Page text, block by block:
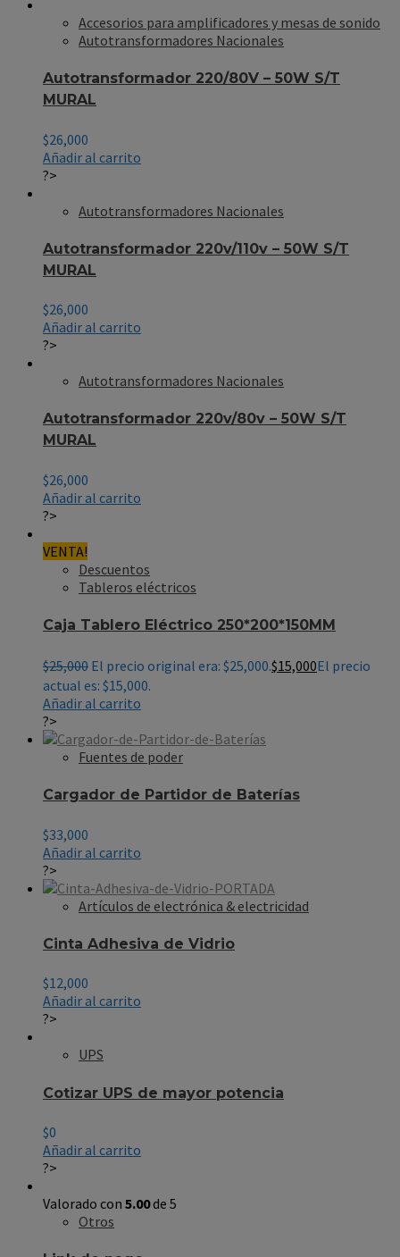
Accesorios para amplificadores y mesas de sonido
Autotransformadores Nacionales
Autotransformador 220/80V – 50W S/T
MURAL
$26,000
Añadir al carrito
?>
Autotransformadores Nacionales
Autotransformador 220v/110v – 50W S/T
MURAL
$26,000
Añadir al carrito
?>
Autotransformadores Nacionales
Autotransformador 220v/80v – 50W S/T
MURAL
$26,000
Añadir al carrito
?>
VENTA!
Descuentos
Tableros eléctricos
Caja Tablero Eléctrico 250*200*150MM
$25,000 El precio original era: $25,000.$15,000El precio
actual es: $15,000.
Añadir al carrito
?>
Fuentes de poder
Cargador de Partidor de Baterías
$33,000
Añadir al carrito
?>
Artículos de electrónica & electricidad
Cinta Adhesiva de Vidrio
$12,000
Añadir al carrito
?>
UPS
Cotizar UPS de mayor potencia
$0
Añadir al carrito
?>
Valorado con 5.00de 5
Otros